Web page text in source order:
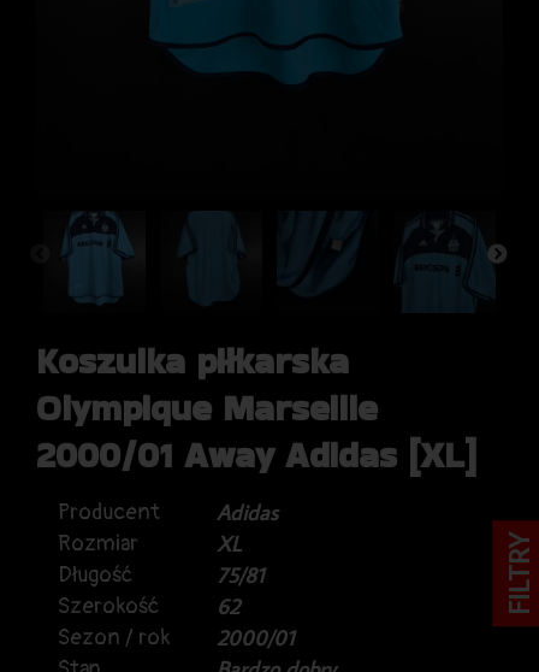
Koszulka piłkarska
Olympique Marseille
2000/01 Away Adidas [XL]
Producent
Adidas
Rozmiar
XL
Długość
75/81
Szerokość
62
Sezon / rok
2000/01
FILTRY